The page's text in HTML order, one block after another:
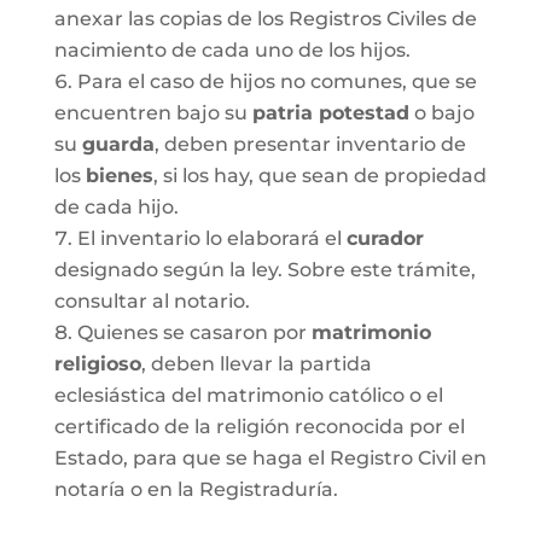
anexar las copias de los Registros Civiles de
nacimiento de cada uno de los hijos.
Para el caso de hijos no comunes, que se
encuentren bajo su patria potestad o bajo
su guarda, deben presentar inventario de
los bienes, si los hay, que sean de propiedad
de cada hijo.
El inventario lo elaborará el curador
designado según la ley. Sobre este trámite,
consultar al notario.
Quienes se casaron por matrimonio
religioso, deben llevar la partida
eclesiástica del matrimonio católico o el
certificado de la religión reconocida por el
Estado, para que se haga el Registro Civil en
notaría o en la Registraduría.